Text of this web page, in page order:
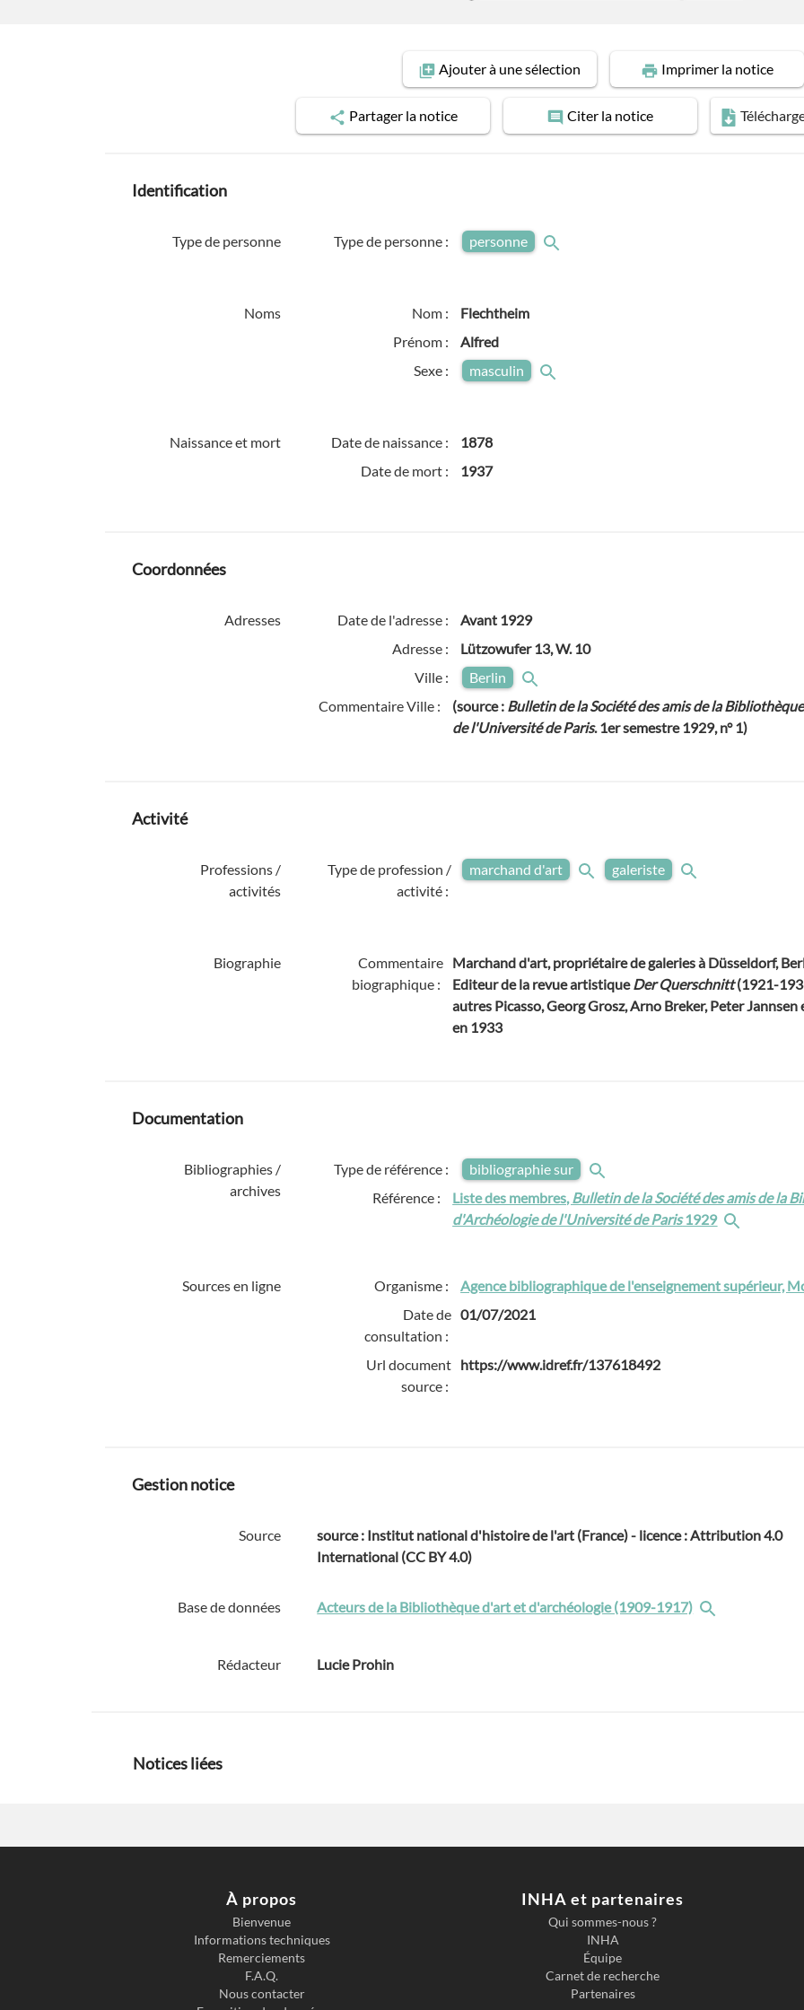
Ajouterà une sélection Imprimerla notice
Partagerla notice Citer la notice
Identification
Type de personne Type de personne : personne
Noms Nom :
Flechtheim
Prénom :
Alfred
Sexe :
masculin
Naissance et mort Date de naissance :
1878
Date de mort :
1937
Coordonnées
Adresses Date de l'adresse : Avant 1929
Adresse :
Lützowufer 13, W. 10
Ville :
Berlin
Commentaire Ville :
(source : Bulletin de la Société des amis de la
de l'Université de Paris. 1er semestre 1929, n° 1)
Activité
Professions /
activités
Type de profession /
activité :
marchand d'art galeriste
Biographie
Commentaire
biographique :
Marchand d'art, propriétaire de galeries à Düsseldorf,
Editeur de la revue artistiqueDer Querschnitt(1921-
autres Picasso, Georg Grosz, Arno Breker, Peter
en 1933
Documentation
Bibliographies /
archives
Type de référence :
bibliographie sur
Référence :
Liste des membres,Bulletin de la Société des amis de la
d'Archéologie de l'Université de Paris1929
Sources en ligne Organisme :
Agence bibliographique de l'enseignement supérieur,
Date de
consultation :
01/07/2021
Url document
source :
https://www.idref.fr/137618492
Gestion notice
Source
source : Institut national d'histoire de l'art (France) - licence : Attribution 4.0
International (CC BY 4.0)
Base de données Acteurs de la Bibliothèque d'art et d'archéologie (1909-1917)
Rédacteur Lucie Prohin
Notices liées
À propos
Bienvenue
Informations techniques
Remerciements
F.A.Q.
Nous contacter
INHA et partenaires
Qui sommes-nous ?
INHA
Équipe
Carnet de recherche
Partenaires